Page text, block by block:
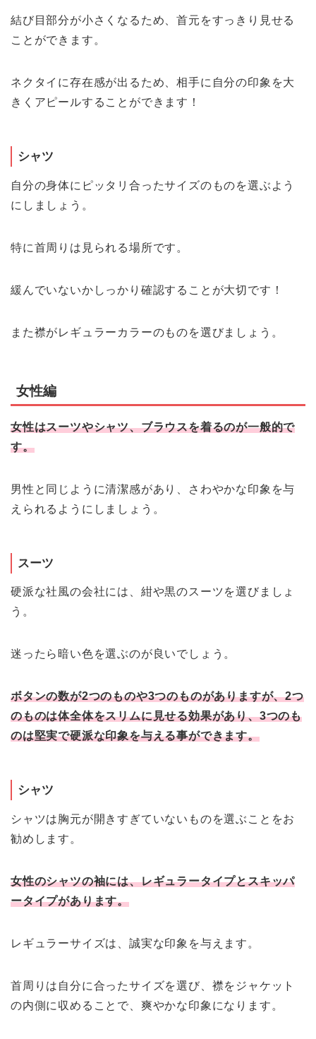
結び目部分が小さくなるため、首元をすっきり見せる
ことができます。
ネクタイに存在感が出るため、相手に自分の印象を大
きくアピールすることができます！
シャツ
自分の身体にピッタリ合ったサイズのものを選ぶよう
にしましょう。
特に首周りは見られる場所です。
緩んでいないかしっかり確認することが大切です！
また襟がレギュラーカラーのものを選びましょう。
女性編
女性はスーツやシャツ、ブラウスを着るのが一般的で
す。
男性と同じように清潔感があり、さわやかな印象を与
えられるようにしましょう。
スーツ
硬派な社風の会社には、紺や黒のスーツを選びましょ
う。
迷ったら暗い色を選ぶのが良いでしょう。
ボタンの数が2つのものや3つのものがありますが、2つ
のものは体全体をスリムに見せる効果があり、3つのも
のは堅実で硬派な印象を与える事ができます。
シャツ
シャツは胸元が開きすぎていないものを選ぶことをお
勧めします。
女性のシャツの袖には、レギュラータイプとスキッパ
ータイプがあります。
レギュラーサイズは、誠実な印象を与えます。
首周りは自分に合ったサイズを選び、襟をジャケット
の内側に収めることで、爽やかな印象になります。